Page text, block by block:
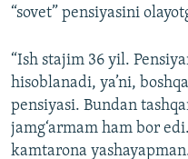
“sovet” pensiyasini
“Ish stajim 36 yil.
hisoblanadi, ya’ni,
pensiyasi. Bundan
jamg‘armam ham bor
kamtarona